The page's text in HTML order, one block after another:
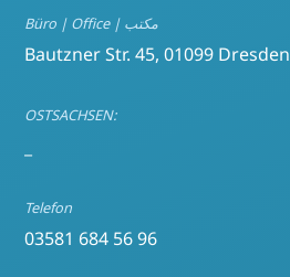
Büro | Office | مكتب
Bautzner Str. 45, 01099 Dresden
OSTSACHSEN:
Telefon
03581 684 56 96